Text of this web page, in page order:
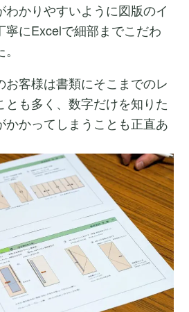
わかりやすいように図版のイ
寧にExcelで細部までこだわ
お客様は書類にそこまでのレ
とも多く、数字だけを知りた
かかってしまうことも正直あ